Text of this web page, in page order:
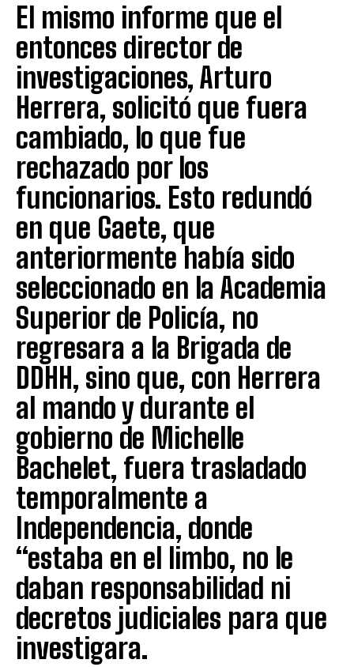
El mismo informe que el
entonces director de
investigaciones, Arturo
Herrera, solicitó que fuera
cambiado, lo que fue
rechazado por los
funcionarios. Esto redundó
en que Gaete, que
anteriormente había sido
seleccionado en la Academia
Superior de Policía, no
regresara a la Brigada de
DDHH, sino que, con Herrera
al mando y durante el
gobierno de Michelle
Bachelet, fuera trasladado
temporalmente a
Independencia, donde
“estaba en el limbo, no le
daban responsabilidad ni
decretos judiciales para que
investigara.